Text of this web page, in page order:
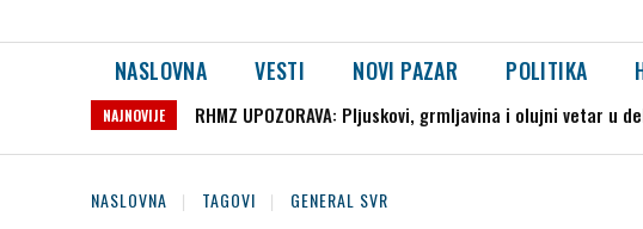
NASLOVNA VESTI NOVI PAZAR POLITIKA
NAJNOVIJE RHMZ UPOZORAVA: Pljuskovi, grmljavina i olujni vetar u
NASLOVNA TAGOVI GENERAL SVR